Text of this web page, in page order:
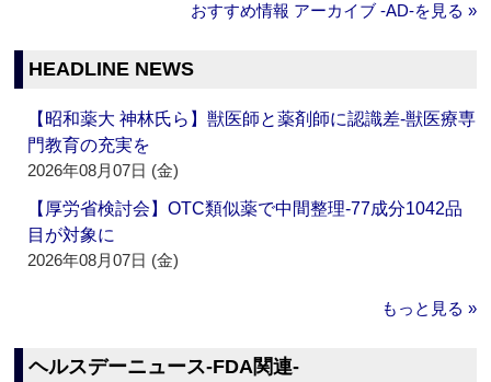
おすすめ情報 アーカイブ ‐AD‐を見る »
HEADLINE NEWS
【昭和薬大 神林氏ら】獣医師と薬剤師に認識差‐獣医療専
門教育の充実を
2026年08月07日 (金)
【厚労省検討会】OTC類似薬で中間整理‐77成分1042品
目が対象に
2026年08月07日 (金)
もっと見る »
ヘルスデーニュース‐FDA関連‐